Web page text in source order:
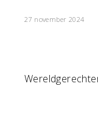
27 november 2024